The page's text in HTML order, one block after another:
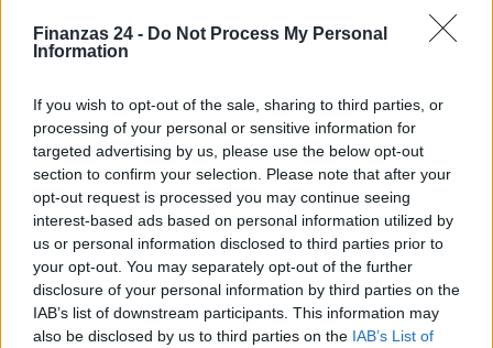
Finanzas 24 - Do Not Process My Personal
Information
If you wish to opt-out of the sale, sharing to third parties, or
processing of your personal or sensitive information for
targeted advertising by us, please use the below opt-out
section to confirm your selection. Please note that after your
opt-out request is processed you may continue seeing
interest-based ads based on personal information utilized by
us or personal information disclosed to third parties prior to
your opt-out. You may separately opt-out of the further
disclosure of your personal information by third parties on the
IAB’s list of downstream participants. This information may
also be disclosed by us to third parties on the IAB’s List of
AUTOR
Staff